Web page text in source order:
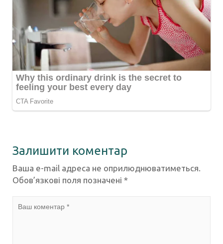
Залишити коментар
Ваша e-mail адреса не оприлюднюватиметься.
Обов’язкові поля позначені *